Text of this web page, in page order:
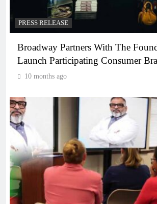
PRESS RELEASE
Broadway Partners With The
Launch Participating Consumer
10 months ago